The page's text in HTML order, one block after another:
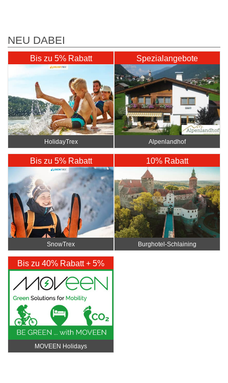
NEU DABEI
Bis zu 5% Rabatt
HolidayTrex
Spezialangebote
Alpenlandhof
Bis zu 5% Rabatt
SnowTrex
10% Rabatt
Burghotel-Schlaining
Bis zu 40% Rabatt + 5%
Rabatt Extra
MOVEEN Holidays